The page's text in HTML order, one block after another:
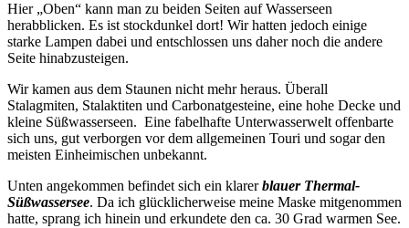
Hier „Oben“ kann man zu beiden Seiten auf Wasserseen
herabblicken. Es ist stockdunkel dort! Wir hatten jedoch einige
starke Lampen dabei und entschlossen uns daher noch die andere
Seite hinabzusteigen.
Wir kamen aus dem Staunen nicht mehr heraus. Überall
Stalagmiten, Stalaktiten und Carbonatgesteine, eine hohe Decke und
kleine Süßwasserseen. Eine fabelhafte Unterwasserwelt offenbarte
sich uns, gut verborgen vor dem allgemeinen Touri und sogar den
meisten Einheimischen unbekannt.
Unten angekommen befindet sich ein klarerblauer Thermal-
Süßwassersee. Da ich glücklicherweise meine Maske mitgenommen
hatte, sprang ich hinein und erkundete den ca. 30 Grad warmen See.